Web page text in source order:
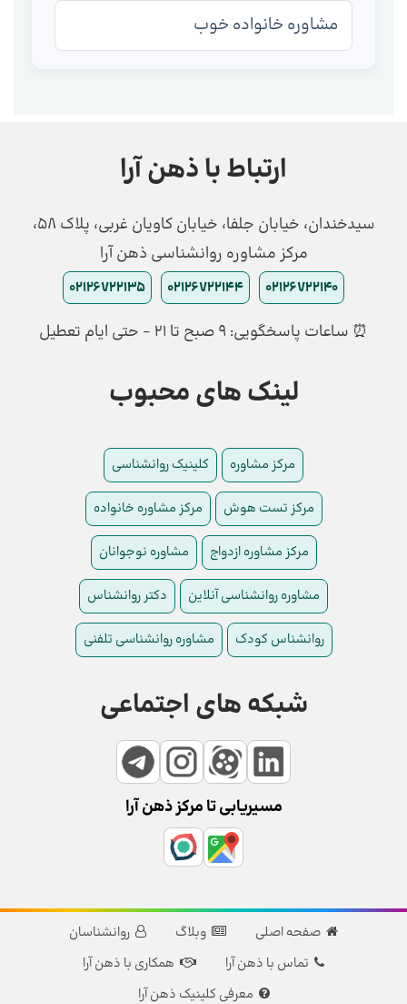
مشاوره خانواده خوب
ارتباط با ذهن آرا
سیدخندان، خیابان جلفا، خیابان کاویان غربی، پلاک 58،
مرکز مشاوره روانشناسی ذهن آرا
02126722140
02126722144
02126722135
⏰ ساعات پاسخگویی: ۹ صبح تا ۲۱ - حتی ایام تعطیل
لینک های محبوب
مرکز مشاوره کلینیک روانشناسی
مرکز تست هوش مرکز مشاوره خانواده
مرکز مشاوره ازدواج مشاوره نوجوانان
مشاوره روانشناسی آنلاین دکتر روانشناس
روانشناس کودک مشاوره روانشناسی تلفنی
شبکه های اجتماعی
مسیریابی تا مرکز ذهن آرا
صفحه اصلی وبلاگ
روانشناسان
تماس با ذهن آرا
همکاری با ذهن آرا
معرفی کلینیک ذهن آرا